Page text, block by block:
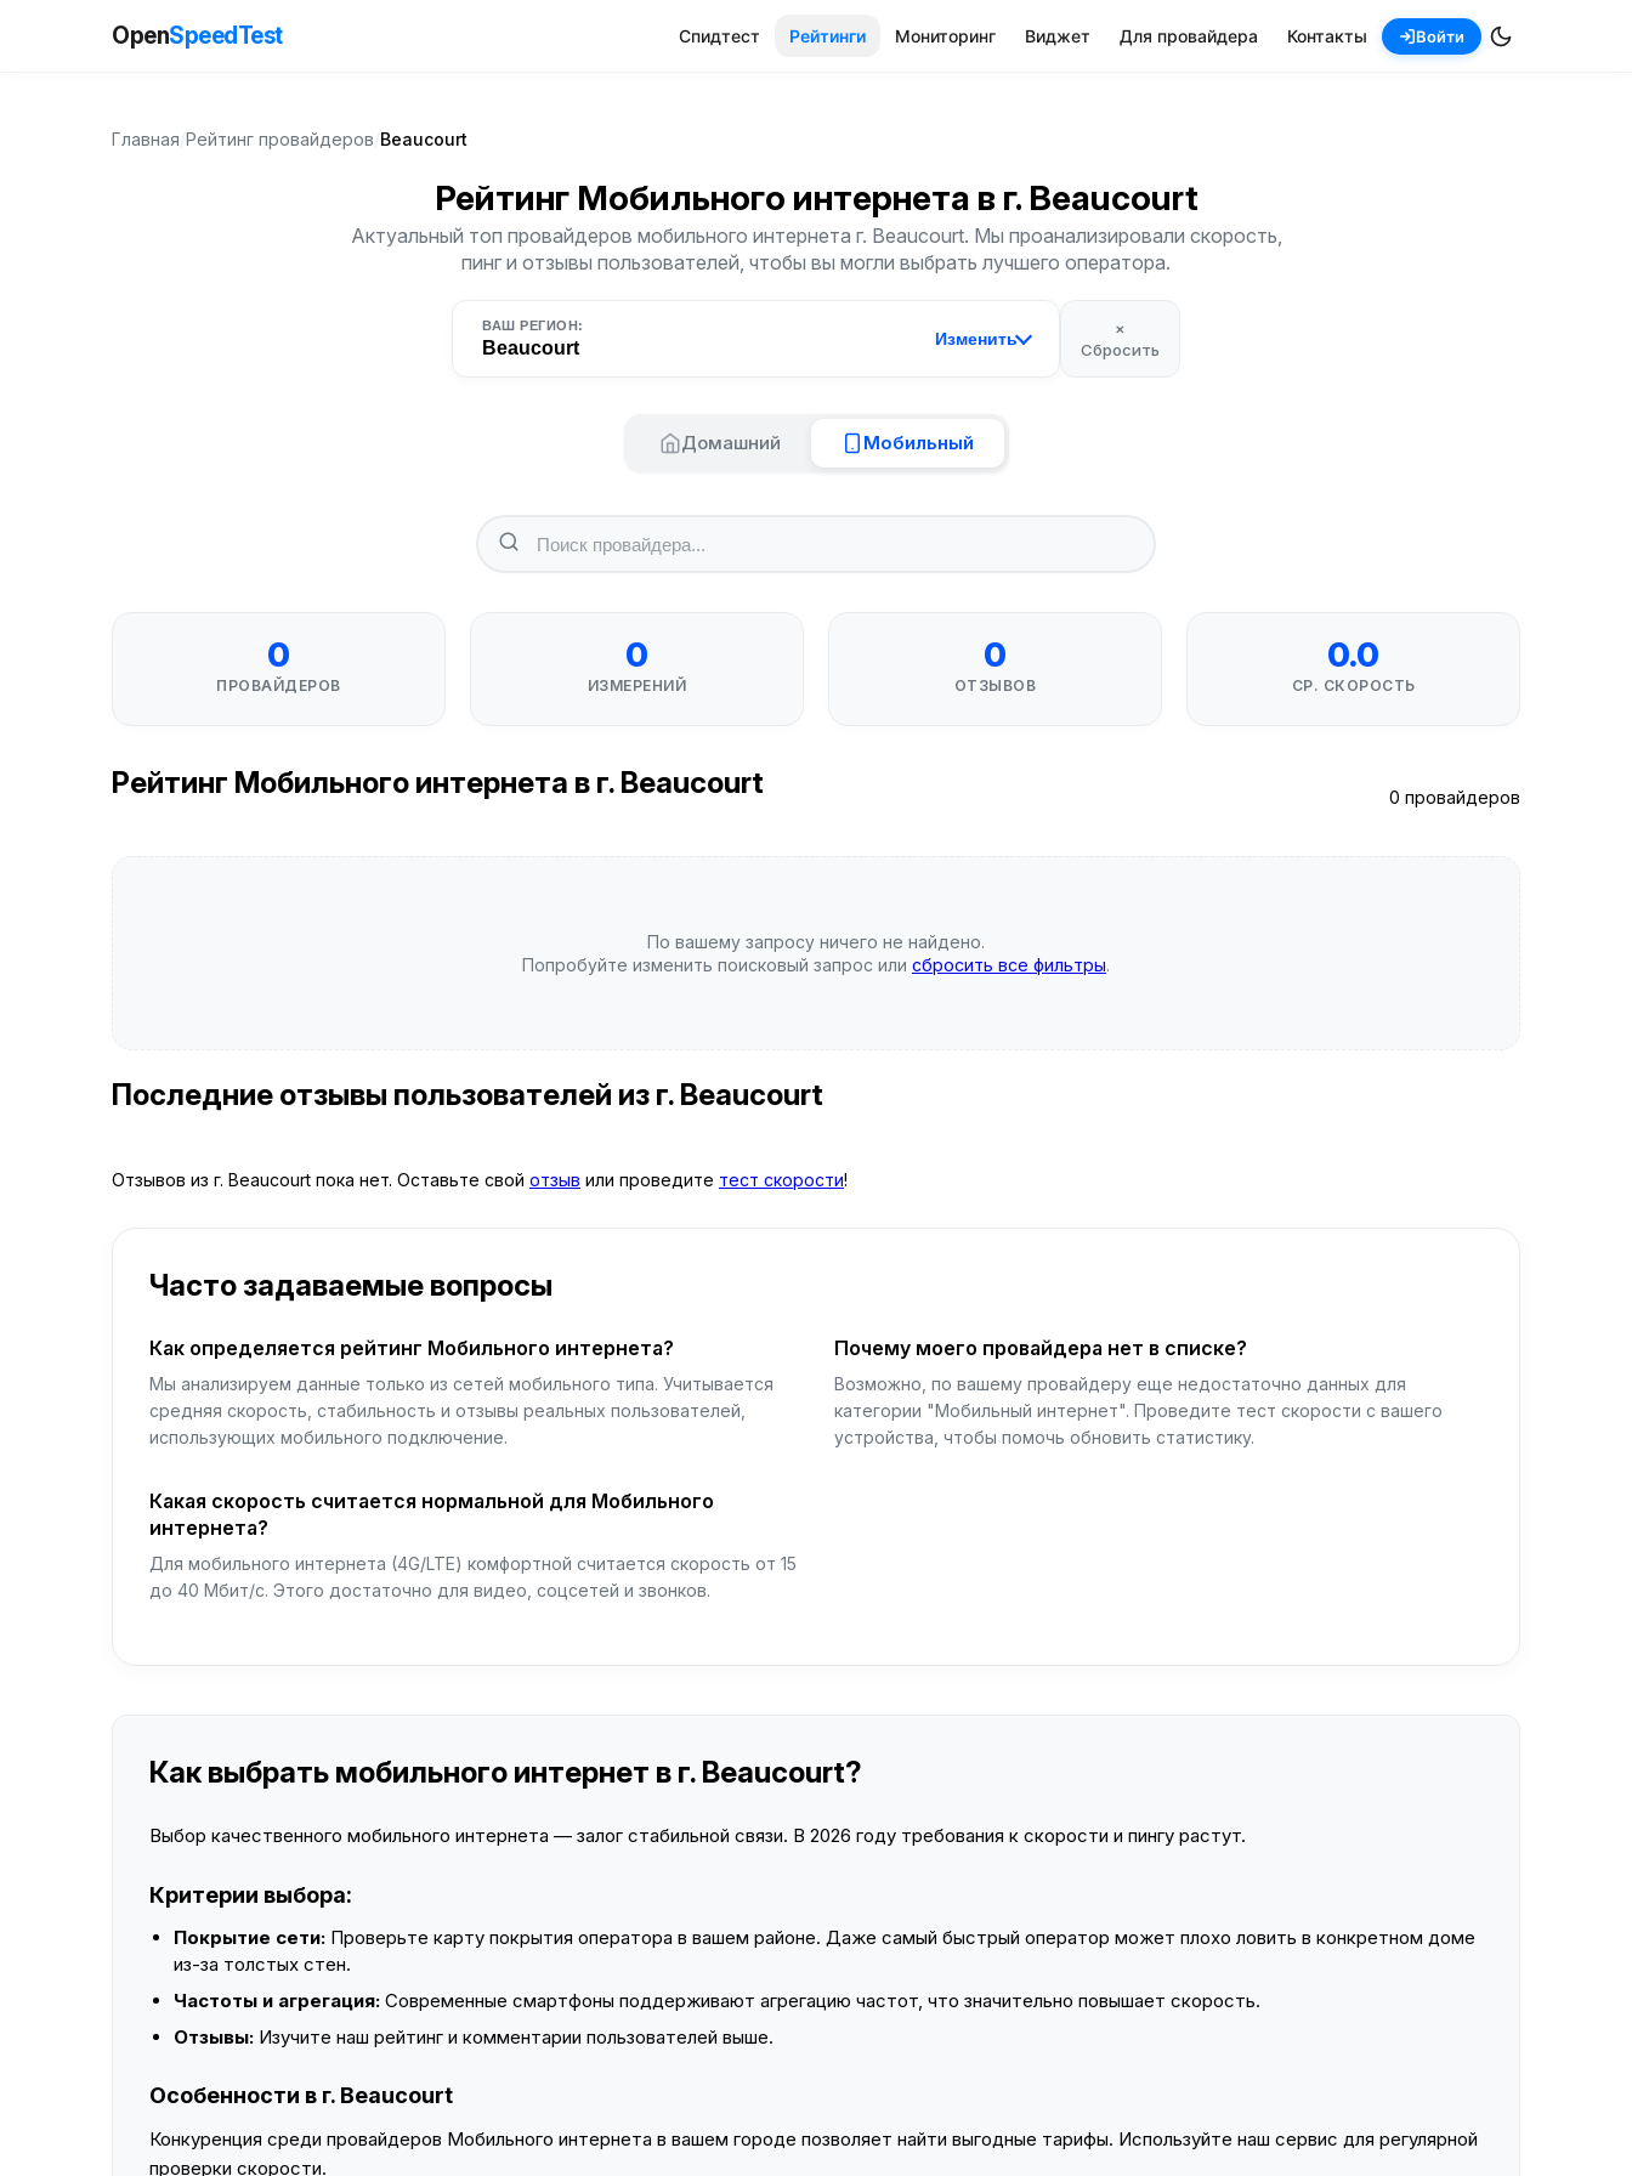
OpenSpeedTest Спидтест Рейтинги Мониторинг Виджет Для провайдера Контакты Войти
Главная Рейтинг провайдеров Beaucourt
Рейтинг Мобильного интернета в г. Beaucourt
Актуальный топ провайдеров мобильного интернета г. Beaucourt. Мы проанализировали скорость,
пинг и отзывы пользователей, чтобы вы могли выбрать лучшего оператора.
ВАШ РЕГИОН:
Beaucourt Изменить
×
Сбросить
Домашний Мобильный
0
ПРОВАЙДЕРОВ
0
ИЗМЕРЕНИЙ
0
ОТЗЫВОВ
0.0
СР. СКОРОСТЬ
Рейтинг Мобильного интернета в г. Beaucourt 0 провайдеров
По вашему запросу ничего не найдено.
Попробуйте изменить поисковый запрос или сбросить все фильтры.
Последние отзывы пользователей из г. Beaucourt
Отзывов из г. Beaucourt пока нет. Оставьте свой отзыв или проведите тест скорости!
Часто задаваемые вопросы
Как определяется рейтинг Мобильного интернета?
Мы анализируем данные только из сетей мобильного типа. Учитывается
средняя скорость, стабильность и отзывы реальных пользователей,
использующих мобильного подключение.
Почему моего провайдера нет в списке?
Возможно, по вашему провайдеру еще недостаточно данных для
категории "Мобильный интернет". Проведите тест скорости с вашего
устройства, чтобы помочь обновить статистику.
Какая скорость считается нормальной для Мобильного
интернета?
Для мобильного интернета (4G/LTE) комфортной считается скорость от 15
до 40 Мбит/с. Этого достаточно для видео, соцсетей и звонков.
Как выбрать мобильного интернет в г. Beaucourt?
Выбор качественного мобильного интернета — залог стабильной связи. В 2026 году требования к скорости и пингу растут.
Критерии выбора:
Покрытие сети: Проверьте карту покрытия оператора в вашем районе. Даже самый быстрый оператор может плохо ловить в конкретном доме
из-за толстых стен.
Частоты и агрегация: Современные смартфоны поддерживают агрегацию частот, что значительно повышает скорость.
Отзывы: Изучите наш рейтинг и комментарии пользователей выше.
Особенности в г. Beaucourt
Конкуренция среди провайдеров Мобильного интернета в вашем городе позволяет найти выгодные тарифы. Используйте наш сервис для регулярной
проверки скорости.